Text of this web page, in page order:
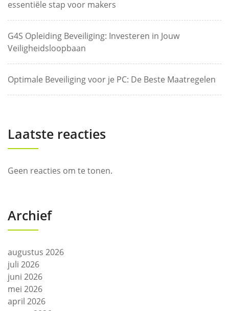
essentiële stap voor makers
G4S Opleiding Beveiliging: Investeren in Jouw
Veiligheidsloopbaan
Optimale Beveiliging voor je PC: De Beste Maatregelen
Laatste reacties
Geen reacties om te tonen.
Archief
augustus 2026
juli 2026
juni 2026
mei 2026
april 2026